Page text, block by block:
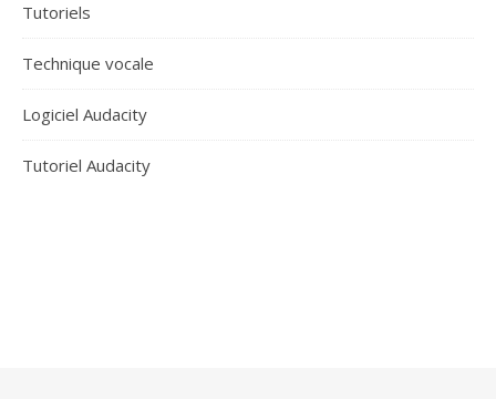
Tutoriels
Technique vocale
Logiciel Audacity
Tutoriel Audacity